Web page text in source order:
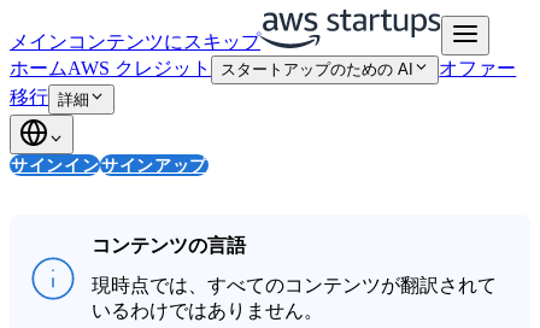
メインコンテンツにスキップ
ホームAWS クレジット スタートアップのための AI
オファー
移行 詳細
サインインサインアップ
コンテンツの言語
現時点では、すべてのコンテンツが翻訳されて
いるわけではありません。